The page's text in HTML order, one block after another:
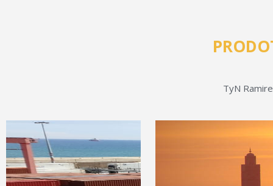
TyN